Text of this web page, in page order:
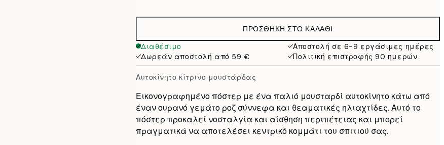
38 €
ΠΡΟΣΘΉΚΗ ΣΤΟ ΚΑΛΆΘΙ
Διαθέσιμο
Αποστολή σε 6-9 εργάσιμες ημέρες
Δωρεάν αποστολή από 59 €
Πολιτική επιστροφής 90 ημερών
Αυτοκίνητο κίτρινο μουστάρδας
Εικονογραφημένο πόστερ με ένα παλιό μουσταρδί αυτοκίνητο κάτω από
έναν ουρανό γεμάτο ροζ σύννεφα και θεαματικές ηλιαχτίδες. Αυτό το
πόστερ προκαλεί νοσταλγία και αίσθηση περιπέτειας και μπορεί
πραγματικά να αποτελέσει κεντρικό κομμάτι του σπιτιού σας.